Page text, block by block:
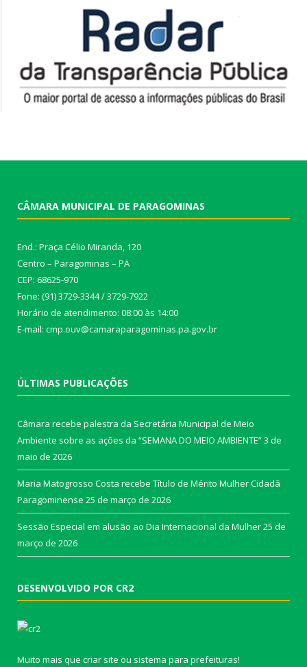
CÂMARA MUNICIPAL DE PARAGOMINAS
End.: Praça Célio Miranda, 120
Centro – Paragominas – PA
CEP: 68625-970
Fone: (91) 3729-3344 / 3729-7922
Horário de atendimento: 08:00 às 14:00
E-mail: cmp.ouv@camaraparagominas.pa.gov.br
ÚLTIMAS PUBLICAÇÕES
Câmara recebe palestra da Secretária Municipal de Meio
Ambiente sobre as ações da “SEMANA DO MEIO AMBIENTE”3 de
maio de 2026
Maria Matogrosso Costa recebe Título de Mérito Mulher Cidadã
Paragominense 25 de março de 2026
Sessão Especial em alusão ao Dia Internacional da Mulher25 de
março de 2026
DESENVOLVIDO POR CR2
Muito mais que criar site ou sistema para prefeituras!